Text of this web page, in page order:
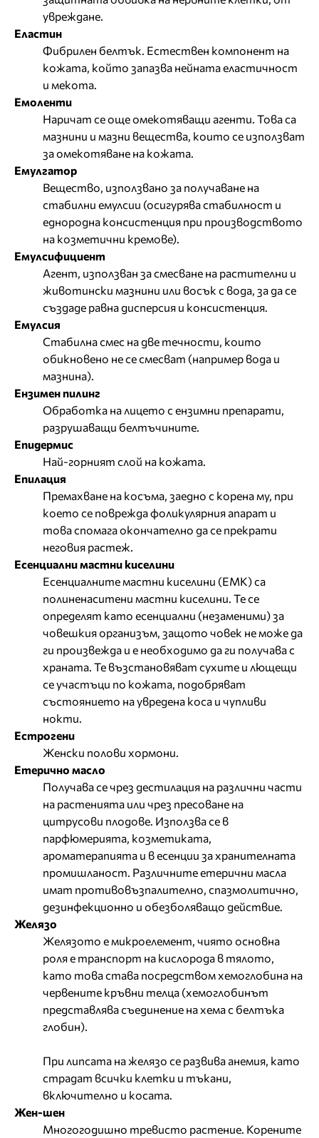
увреждане.
Еластин
Фибрилен белтък. Естествен компонент на
кожата, който запазва нейната еластичност
и мекота.
Емоленти
Наричат се още омекотяващи агенти. Това са
мазнини и мазни вещества, които се използват
за омекотяване на кожата.
Емулгатор
Вещество, използвано за получаване на
стабилни емулсии (осигурява стабилност и
еднородна консистенция при производството
на козметични кремове).
Емулсифициент
Агент, използван за смесване на растителни и
животински мазнини или восък с вода, за да се
създаде равна дисперсия и консистенция.
Емулсия
Стабилна смес на две течности, които
обикновено не се смесват (например вода и
мазнина).
Ензимен пилинг
Обработка на лицето с ензимни препарати,
разрушаващи белтъчините.
Епидермис
Най-горният слой на кожата.
Епилация
Премахване на косъма, заедно с корена му, при
което се поврежда фоликулярния апарат и
това спомага окончателно да се прекрати
неговия растеж.
Есенциални мастни киселини
Есенциалните мастни киселини (EMK) са
полиненаситени мастни киселини. Те се
определят като есенциални (незаменими) за
човешкия организъм, защото човек не може да
ги произвежда и е необходимо да ги получава с
храната. Те възстановяват сухите и лющещи
се участъци по кожата, подобряват
състоянието на увредена коса и чупливи
нокти.
Естрогени
Женски полови хормони.
Етерично масло
Получава се чрез дестилация на различни части
на растенията или чрез пресоване на
цитрусови плодове. Използва се в
парфюмерията, козметиката,
ароматерапията и в есенции за хранителната
промишланост. Различните етерични масла
имат противовъзпалително, спазмолитично,
дезинфекционно и обезболяващо действие.
Желязо
Желязото е микроелемент, чиято основна
роля е транспорт на кислорода в тялото,
като това става посредством хемоглобина на
червените кръвни телца (хемоглобинът
представлява съединение на хема с белтъка
глобин).
При липсата на желязо се развива анемия, като
страдат всички клетки и тъкани,
включително и косата.
Жен-шен
Многогодишно тревисто растение. Корените